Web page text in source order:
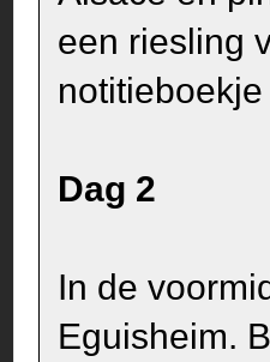
een riesling
Dag 2
In de
Eguisheim.